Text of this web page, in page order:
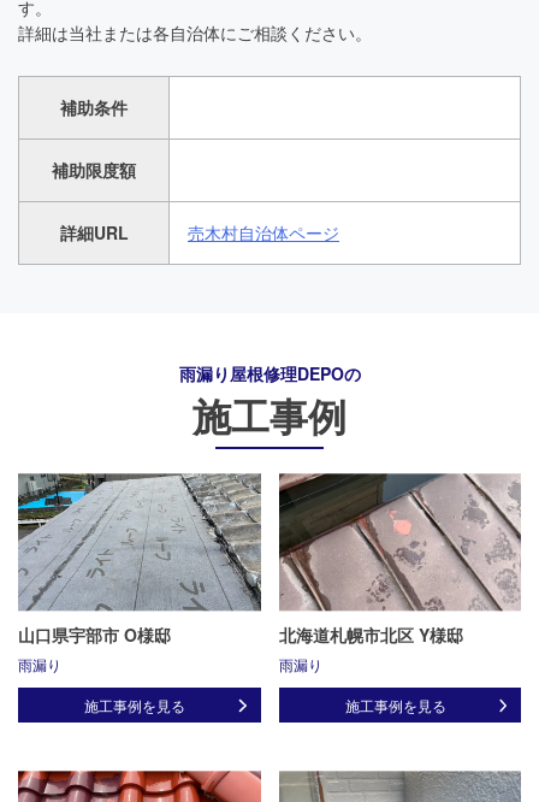
す。
詳細は当社または各自治体にご相談ください。
補助条件
補助限度額
詳細URL 売木村自治体ページ
雨漏り屋根修理DEPOの
施工事例
山口県宇部市 O様邸
雨漏り
施工事例を見る
北海道札幌市北区 Y様邸
雨漏り
施工事例を見る